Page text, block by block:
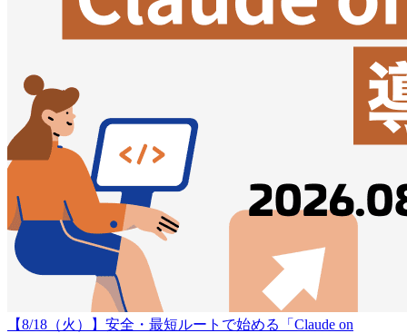
【8/18（火）】安全・最短ルートで始める「Claude on